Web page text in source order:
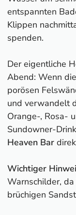
entspannten
Klippen
spenden.
Der eigentliche
Abend: Wenn
porösen
und verwandelt
Orange-, Rosa-
Sundowner-
Heaven Bar
Wichtiger
Warnschilder,
brüchigen